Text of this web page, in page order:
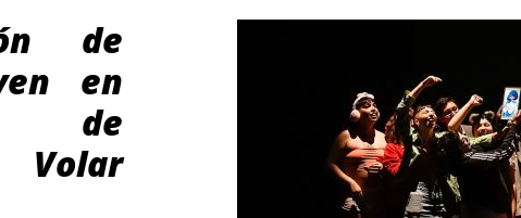
de
en
de
Volar